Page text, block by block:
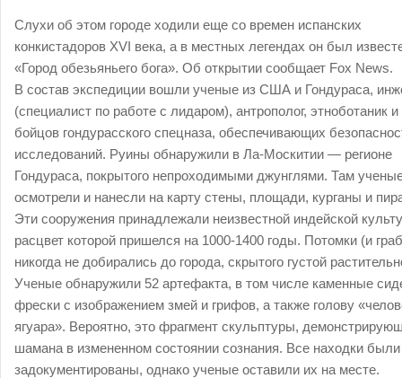
Слухи об этом городе ходили еще со времен испанских
конкистадоров XVI века, а в местных легендах он был
«Город обезьяньего бога». Об открытии сообщает Fox News.
В состав экспедиции вошли ученые из США и Гондураса,
(специалист по работе с лидаром), антрополог, этноботаник и
бойцов гондурасского спецназа, обеспечивающих
исследований. Руины обнаружили в Ла-Москитии — регионе
Гондураса, покрытого непроходимыми джунглями. Там
осмотрели и нанесли на карту стены, площади, курганы и
Эти сооружения принадлежали неизвестной индейской
расцвет которой пришелся на 1000-1400 годы. Потомки (и
никогда не добирались до города, скрытого густой
Ученые обнаружили 52 артефакта, в том числе каменные
фрески с изображением змей и грифов, а также голову
ягуара». Вероятно, это фрагмент скульптуры,
шамана в измененном состоянии сознания. Все находки были
задокументированы, однако ученые оставили их на месте.